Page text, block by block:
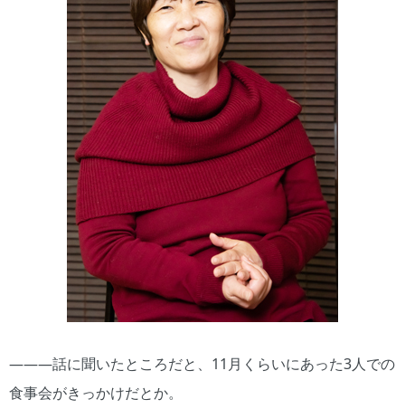
―――話に聞いたところだと、11月くらいにあった3人での
食事会がきっかけだとか。